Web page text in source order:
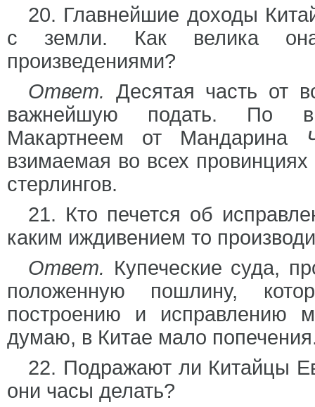
20. Главнейшие доходы
с земли. Как велика
произведениями?
Ответ. Десятая часть от
важнейшую подать. По
Макартнеем от Мандарина
взимаемая во всех
стерлингов.
21. Кто печется об
каким иждивением то
Ответ. Купеческие суда,
положенную пошлину,
построению и исправлению
думаю, в Китае мало
22. Подражают ли Китайцы
они часы делать?